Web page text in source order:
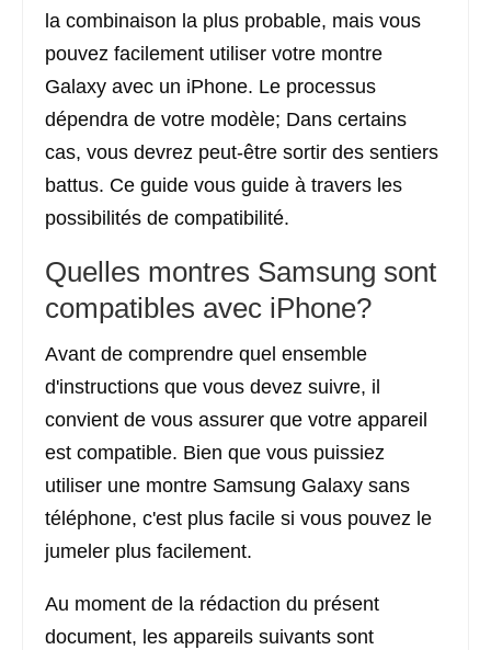
la combinaison la plus probable, mais vous
pouvez facilement utiliser votre montre
Galaxy avec un iPhone. Le processus
dépendra de votre modèle; Dans certains
cas, vous devrez peut-être sortir des sentiers
battus. Ce guide vous guide à travers les
possibilités de compatibilité.
Quelles montres Samsung sont
compatibles avec iPhone?
Avant de comprendre quel ensemble
d'instructions que vous devez suivre, il
convient de vous assurer que votre appareil
est compatible. Bien que vous puissiez
utiliser une montre Samsung Galaxy sans
téléphone, c'est plus facile si vous pouvez le
jumeler plus facilement.
Au moment de la rédaction du présent
document, les appareils suivants sont